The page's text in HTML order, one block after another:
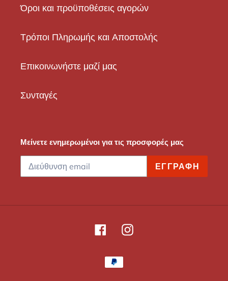
Όροι και προϋποθέσεις αγορών
Τρόποι Πληρωμής και Αποστολής
Επικοινωνήστε μαζί μας
Συνταγές
Μείνετε ενημερωμένοι για τις προσφορές μας
ΕΓΓΡΑΦΉ
FacebookInstagram
Μέθοδοι
πληρωμής